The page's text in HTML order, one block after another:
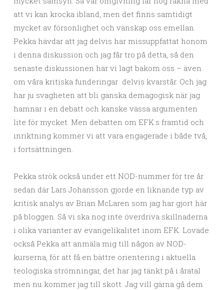
att vi kan krocka ibland, men det finns samtidigt
mycket av försonlighet och vänskap oss emellan.
Pekka hävdar att jag delvis har missuppfattat honom
i denna diskussion och jag får tro på detta, så den
senaste diskussionen har vi lagt bakom oss – även
om våra kritiska funderingar delvis kvarstår. Och jag
har ju svagheten att bli ganska demagogisk när jag
hamnar i en debatt och kanske vässa argumenten
lite för mycket. Men debatten om EFK:s framtid och
inriktning kommer vi att vara engagerade i både två,
i fortsättningen.
Pekka strök också under ett NOD-nummer för tre år
sedan där Lars Johansson gjorde en liknande typ av
kritisk analys av Brian McLaren som jag har gjort här
på bloggen. Så vi ska nog inte överdriva skillnaderna
i olika varianter av evangelikalitet inom EFK. Lovade
också Pekka att anmäla mig till någon av NOD-
kurserna, för att få en bättre orientering i aktuella
teologiska strömningar, det har jag tänkt på i åratal
men nu kommer jag till skott. Jag vill gärna gå dem